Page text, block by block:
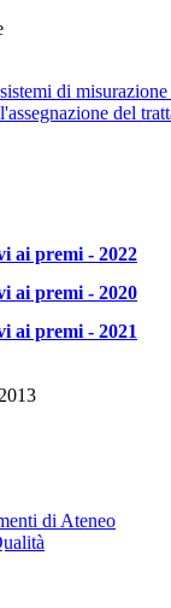
di
del
ai premi - 2022
ai premi - 2020
ai premi - 2021
di Ateneo